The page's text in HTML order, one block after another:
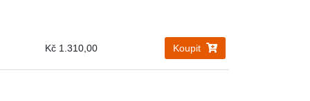
Kč 1.310,00 Koupit